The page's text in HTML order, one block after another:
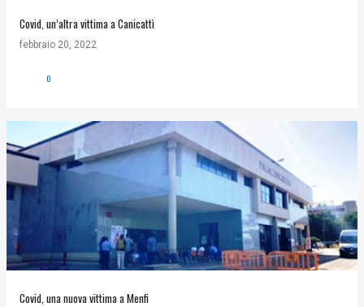
Covid, un’altra vittima a Canicattì
febbraio 20, 2022
0
Covid, una nuova vittima a Menfi